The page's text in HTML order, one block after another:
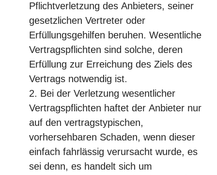
Pflichtverletzung des Anbieters, seiner
gesetzlichen Vertreter oder
Erfüllungsgehilfen beruhen. Wesentliche
Vertragspflichten sind solche, deren
Erfüllung zur Erreichung des Ziels des
Vertrags notwendig ist.
Bei der Verletzung wesentlicher
Vertragspflichten haftet der Anbieter nur
auf den vertragstypischen,
vorhersehbaren Schaden, wenn dieser
einfach fahrlässig verursacht wurde, es
sei denn, es handelt sich um